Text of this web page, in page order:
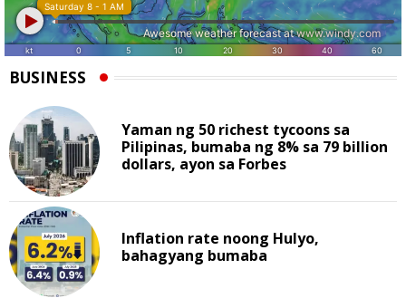
BUSINESS
Yaman ng 50 richest tycoons sa
Pilipinas, bumaba ng 8% sa 79 billion
dollars, ayon sa Forbes
Inflation rate noong Hulyo,
bahagyang bumaba